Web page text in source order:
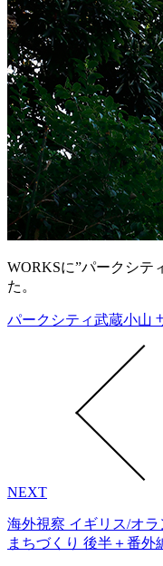
WORKSに”パークシテ
た。
パークシティ武蔵小山
NEXT
海外視察 イギリス/オ
まちづくり 後半＋番外